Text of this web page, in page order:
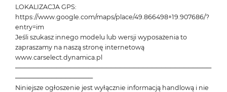
LOKALIZACJA GPS:
https://www.google.com/maps/place/49.866498+19.907686/?
entry=im
Jeśli szukasz innego modelu lub wersji wyposażenia to
zapraszamy na naszą stronę internetową
www.carselect.dynamica.pl
───────────────────────────────────────────
─────────────────
Niniejsze ogłoszenie jest wyłącznie informacją handlową i nie